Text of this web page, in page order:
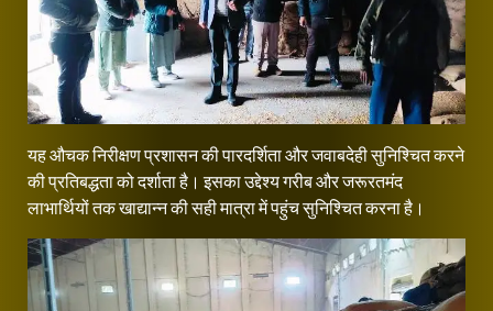
यह औचक निरीक्षण प्रशासन की पारदर्शिता और जवाबदेही सुनिश्चित करने
की प्रतिबद्धता को दर्शाता है। इसका उद्देश्य गरीब और जरूरतमंद
लाभार्थियों तक खाद्यान्न की सही मात्रा में पहुंच सुनिश्चित करना है।